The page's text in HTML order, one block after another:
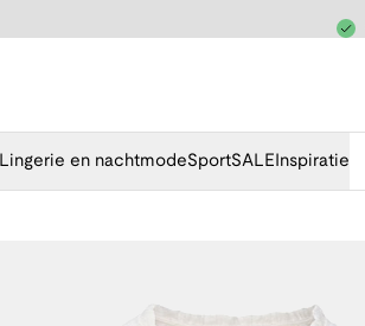
Lingerie en nachtmodeSportSALE Inspiratie